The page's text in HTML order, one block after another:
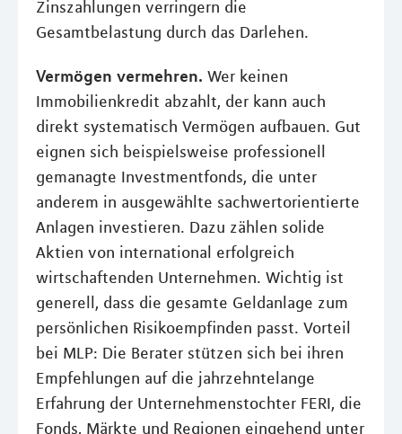
Zinszahlungen verringern die
Gesamtbelastung durch das Darlehen.
Vermögen vermehren. Wer keinen
Immobilienkredit abzahlt, der kann auch
direkt systematisch Vermögen aufbauen. Gut
eignen sich beispielsweise professionell
gemanagte Investmentfonds, die unter
anderem in ausgewählte sachwertorientierte
Anlagen investieren. Dazu zählen solide
Aktien von international erfolgreich
wirtschaftenden Unternehmen. Wichtig ist
generell, dass die gesamte Geldanlage zum
persönlichen Risikoempfinden passt. Vorteil
bei MLP: Die Berater stützen sich bei ihren
Empfehlungen auf die jahrzehntelange
Erfahrung der Unternehmenstochter FERI, die
Fonds, Märkte und Regionen eingehend unter